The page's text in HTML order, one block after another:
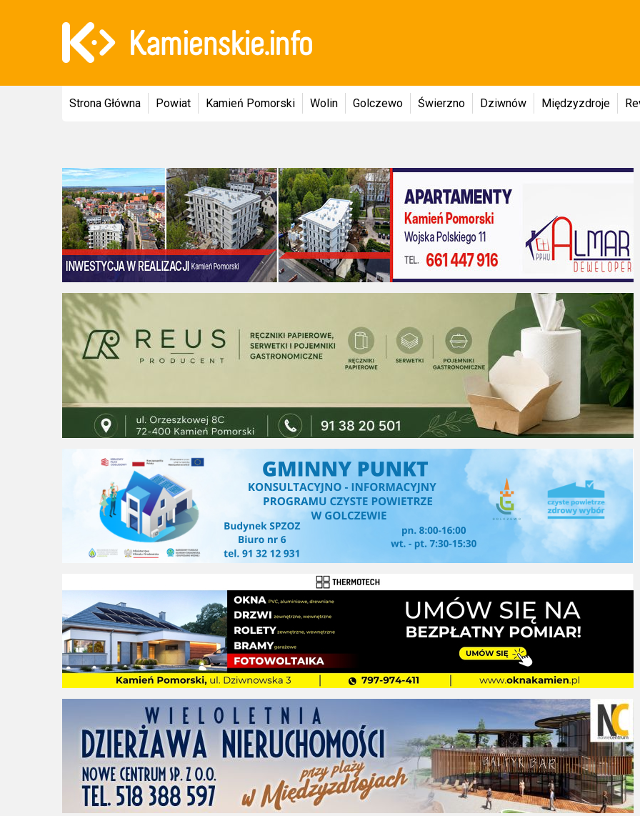
Strona Główna Powiat Kamień Pomorski Wolin Golczewo Świerzno Dziwnów Międzyzdroje